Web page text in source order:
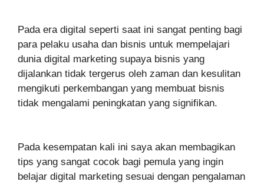
Pada era digital seperti saat ini sangat penting bagi
para pelaku usaha dan bisnis untuk mempelajari
dunia digital marketing supaya bisnis yang
dijalankan tidak tergerus oleh zaman dan kesulitan
mengikuti perkembangan yang membuat bisnis
tidak mengalami peningkatan yang signifikan.
Pada kesempatan kali ini saya akan membagikan
tips yang sangat cocok bagi pemula yang ingin
belajar digital marketing sesuai dengan pengalaman